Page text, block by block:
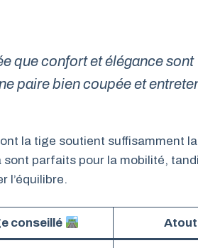
que confort et élégance sont
paire bien coupée et
la tige soutient suffisamment
parfaits pour la mobilité,
l’équilibre.
conseillé